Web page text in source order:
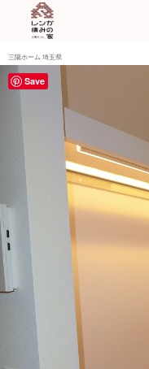
三陽ホーム 埼玉県
Save